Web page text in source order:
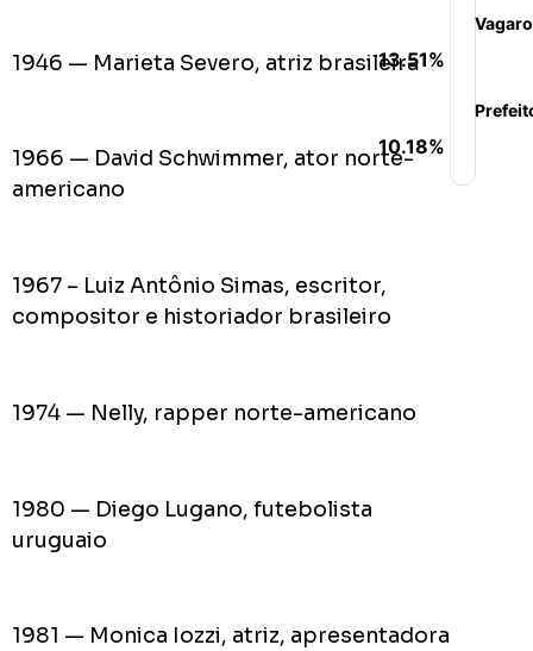
1946 — Marieta Severo, atriz brasileira
1966 — David Schwimmer, ator norte-
americano
1967 – Luiz Antônio Simas, escritor,
compositor e historiador brasileiro
1974 — Nelly, rapper norte-americano
1980 — Diego Lugano, futebolista
uruguaio
1981 — Monica Iozzi, atriz, apresentadora
13.51%
10.18%